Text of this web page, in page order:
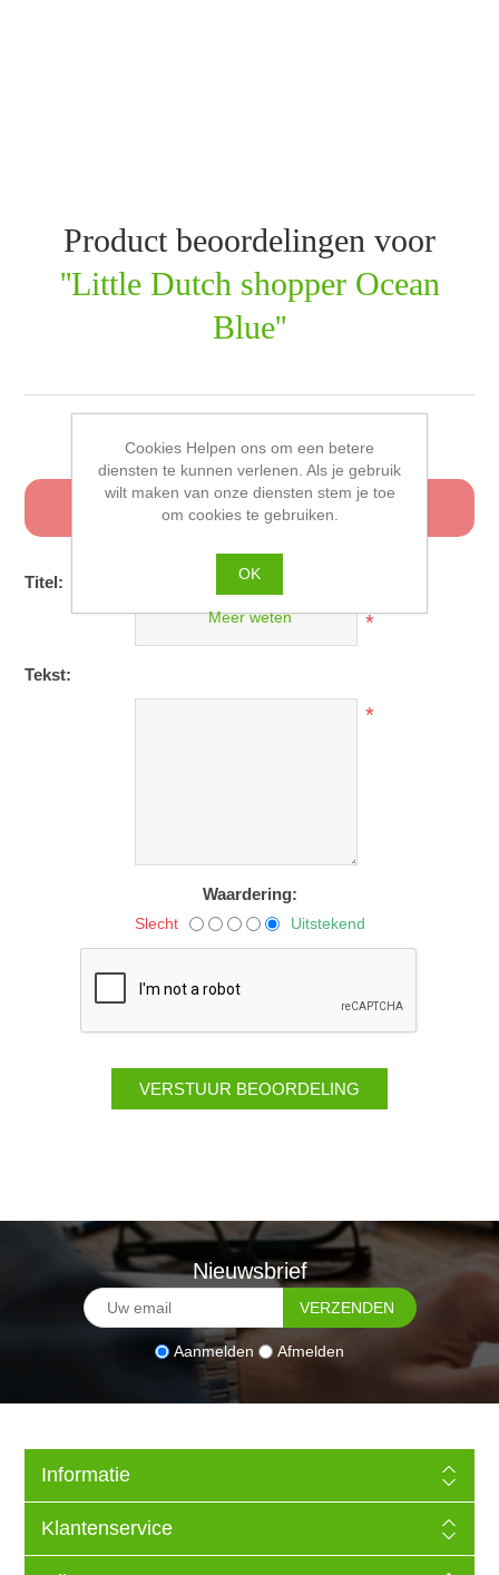
Product beoordelingen voor
Little Dutch shopper Ocean
Blue
Schrijf uw eigen beoordeling
Alleen geregistreerde gebruikers kunnen een
beoordeling schrijven
Titel:
*
Tekst:
*
Waardering:
Slecht Uitstekend
Nieuwsbrief
Aanmelden Afmelden
Informatie
Klantenservice
Cookies Helpen ons om een betere
diensten te kunnen verlenen. Als je gebruik
wilt maken van onze diensten stem je toe
om cookies te gebruiken.
OK
Meer weten